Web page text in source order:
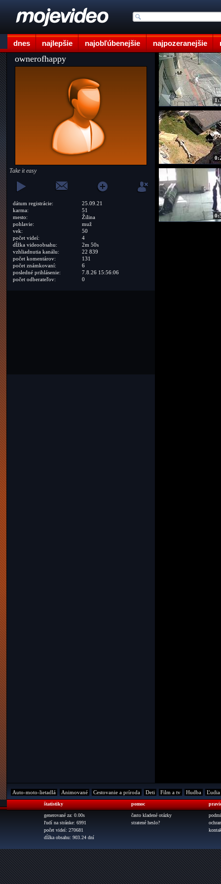
dnes najlepšie najobľúbenejšie najpozeranejšie
ownerofhappy
Take it easy
dátum registrácie:
25.09.21
karma:
51
mesto:
Žilina
pohlavie:
muž
vek:
50
počet videí:
4
dĺžka videoobsahu:
2m 50s
vzhliadnutia kanálu:
22 839
počet komentárov:
131
počet známkovaní:
6
posledné prihlásenie:
7.8.26 15:56:06
počet odberateľov:
0
Auto-moto-lietadlá Animované Cestovanie a príroda Deti Film a tv Hudba Ľudia
štatistiky
generované za: 0.00s
ľudí na stránke: 6991
počet videí: 270681
dĺžka obsahu: 903.24 dní
pomoc
často kladené otázky
stratené heslo?